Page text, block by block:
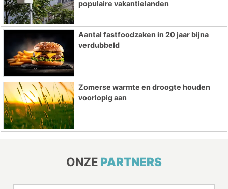
populaire vakantielanden
Aantal fastfoodzaken in 20 jaar bijna
verdubbeld
Zomerse warmte en droogte houden
voorlopig aan
ONZE PARTNERS